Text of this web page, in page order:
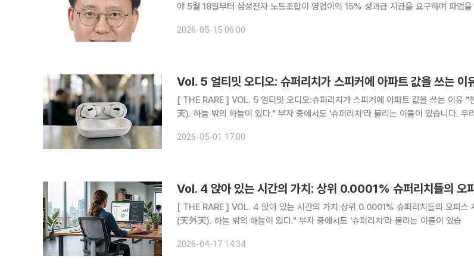
야 5월 18일부터 삼성전자 노동조합이 영업이익 15% 성과급 지급을 요구하며 파업을 예고하고 있
2026-05-15 06:00
[ THE RARE ] VOL. 5 얼티밋 오디오:슈퍼리치가 스피커에 아파트 값을 쓰는 이유 "천외천(天外
天). 하늘 밖의 하늘이 있다." 부자 중에서도 '슈퍼리치'라 불리는 이들이 있습니다. 우리
2026-05-01 17:00
[ THE RARE ] VOL. 4 앉아 있는 시간의 가치:상위 0.0001% 슈퍼리치들의 오피스 체어 "천외천
(天外天). 하늘 밖의 하늘이 있다." 부자 중에서도 '슈퍼리치'라 불리는 이들이 있습
2026-04-17 14:34